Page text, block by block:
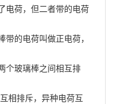
电荷，但二者带的电荷
的电荷叫做正电荷，
个玻璃棒之间相互排
相排斥，异种电荷互